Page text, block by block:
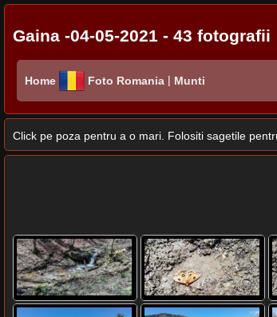
Gaina -04-05-2021 - 43 fotografii
Home Foto Romania | Munti
Click pe poza pentru a o mari. Folositi sagetile